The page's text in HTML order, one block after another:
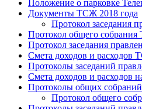
Положение о парковке
Документы ТСЖ 2018 года
Протокол заседания
Протокол общего
Протокол заседания
Смета доходов и расходов
Протоколы заседаний
Смета доходов и расходов
Протоколы общих
Протокол общего